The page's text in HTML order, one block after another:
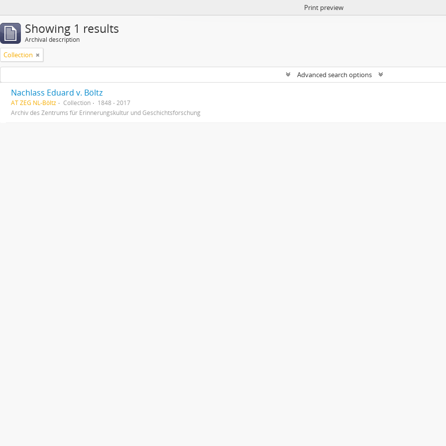
Print preview
Showing 1 results
Archival description
Collection
Advanced search options
Nachlass Eduard v. Böltz
AT ZEG NL-Böltz Collection
1848 - 2017
Archiv des Zentrums für Erinnerungskultur und Geschichtsforschung